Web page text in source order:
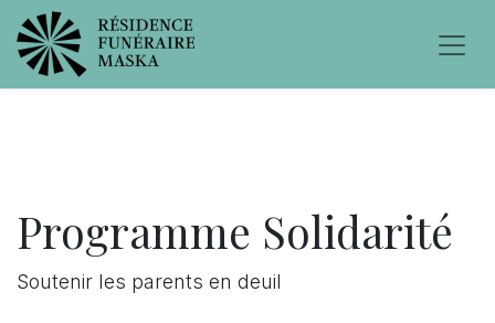
Programme Solidarit​é
Soutenir les parents en deuil